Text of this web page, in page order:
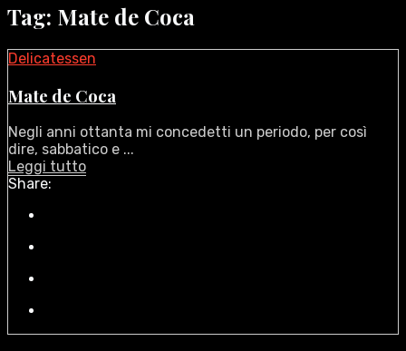
Tag: Mate de Coca
Delicatessen
Mate de Coca
Negli anni ottanta mi concedetti un periodo, per così
dire, sabbatico e ...
Leggi tutto
Share: